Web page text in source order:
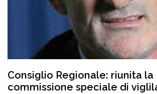
Consiglio Regionale: riunita la
commissione speciale di